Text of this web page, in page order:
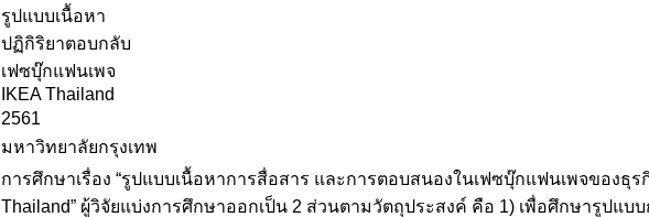
รูปแบบเนื้อหา
ปฏิกิริยาตอบกลับ
เฟซบุ๊กแฟนเพจ
IKEA Thailand
2561
มหาวิทยาลัยกรุงเทพ
การศึกษาเรื่อง “รูปแบบเนื้อหาการสื่อสาร และการตอบสนองในเฟซบุ๊กแฟนเพจของธุ
Thailand” ผู้วิจัยแบ่งการศึกษาออกเป็น 2 ส่วนตามวัตถุประสงค์ คือ 1) เพื่อศึกษารูปแบ